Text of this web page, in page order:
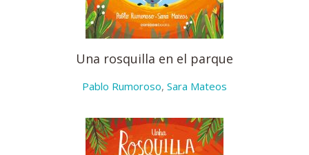
Una rosquilla en el parque
Pablo Rumoroso, Sara Mateos